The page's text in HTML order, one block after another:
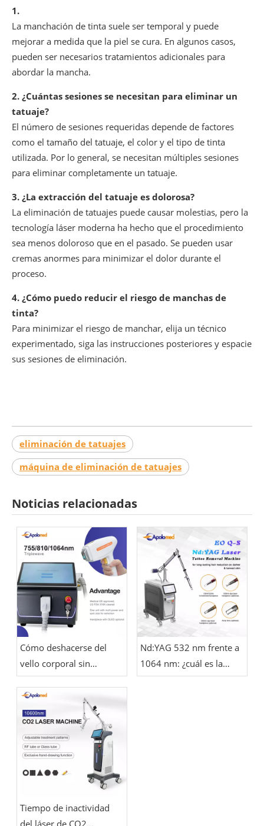
1.
La manchación de tinta suele ser temporal y puede
mejorar a medida que la piel se cura. En algunos casos,
pueden ser necesarios tratamientos adicionales para
abordar la mancha.
2. ¿Cuántas sesiones se necesitan para eliminar un
tatuaje?
El número de sesiones requeridas depende de factores
como el tamaño del tatuaje, el color y el tipo de tinta
utilizada. Por lo general, se necesitan múltiples sesiones
para eliminar completamente un tatuaje.
3. ¿La extracción del tatuaje es dolorosa?
La eliminación de tatuajes puede causar molestias, pero la
tecnología láser moderna ha hecho que el procedimiento
sea menos doloroso que en el pasado. Se pueden usar
cremas anormes para minimizar el dolor durante el
proceso.
4. ¿Cómo puedo reducir el riesgo de manchas de
tinta?
Para minimizar el riesgo de manchar, elija un técnico
experimentado, siga las instrucciones posteriores y espacie
sus sesiones de eliminación.
eliminación de tatuajes
máquina de eliminación de tatuajes
Noticias relacionadas
Cómo deshacerse del
vello corporal sin
afeitarse
Nd:YAG 532 nm frente a
1064 nm: ¿cuál es la
diferencia?
Tiempo de inactividad
del láser de CO2